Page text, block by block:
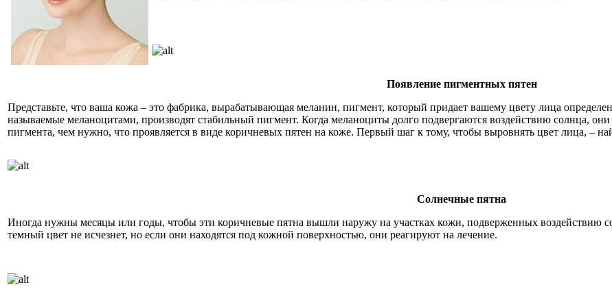
Появление пигментных пятен
Представьте, что ваша кожа – это фабрика, вырабатывающая меланин, пигмент, который придает вашему цвету лица
называемые меланоцитами, производят стабильный пигмент. Когда меланоциты долго подвергаются воздействию солнца,
пигмента, чем нужно, что проявляется в виде коричневых пятен на коже. Первый шаг к тому, чтобы выровнять цвет лица, –
Солнечные пятна
Иногда нужны месяцы или годы, чтобы эти коричневые пятна вышли наружу на участках кожи, подверженных воздействию
темный цвет не исчезнет, но если они находятся под кожной поверхностью, они реагируют на лечение.